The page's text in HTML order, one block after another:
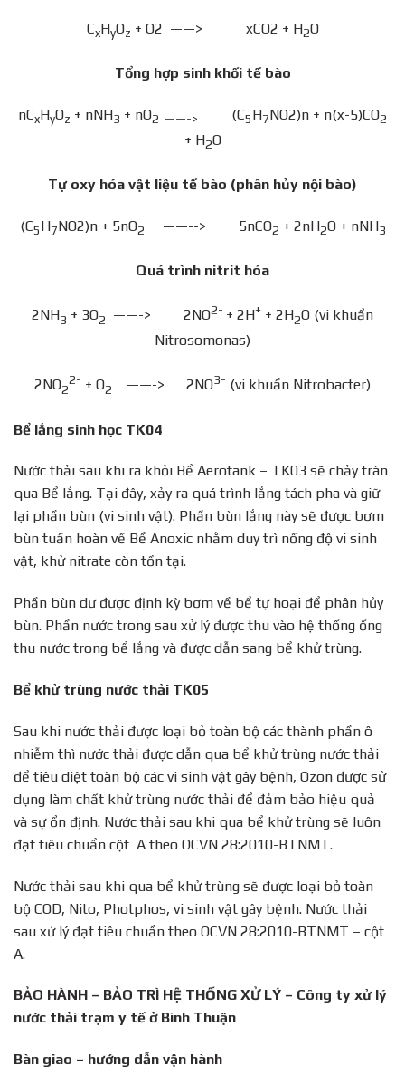
CxHyOz + O2 ——> xCO2 + H2O
Tổng hợp sinh khối tế bào
nCxHyOz + nNH3 + nO2 ——-> (C5 H7NO2)n + n(x-5)CO2
+ H2O
Tự oxy hóa vật liệu tế bào (phân hủy nội bào)
(C5 H7NO2)n + 5nO2 ——--> 5nCO2 + 2nH2O + nNH3
Quá trình nitrit hóa
2NH3 + 3O2 ——-> 2NO2- + 2H+ + 2H2O (vi khuẩn
Nitrosomonas)
2NO2
2- + O2 ——-> 2NO3- (vi khuẩn Nitrobacter)
Bể lắng sinh học TK04
Nước thải sau khi ra khỏi Bể Aerotank – TK03 sẽ chảy tràn
qua Bể lắng. Tại đây, xảy ra quá trình lắng tách pha và giữ
lại phần bùn (vi sinh vật). Phần bùn lắng này sẽ được bơm
bùn tuần hoàn về Bể Anoxic nhằm duy trì nồng độ vi sinh
vật, khử nitrate còn tồn tại.
Phần bùn dư được định kỳ bơm về bể tự hoại để phân hủy
bùn. Phần nước trong sau xử lý được thu vào hệ thống ống
thu nước trong bể lắng và được dẫn sang bể khử trùng.
Bể khử trùng nước thải TK05
Sau khi nước thải được loại bỏ toàn bộ các thành phần ô
nhiễm thì nước thải được dẫn qua bể khử trùng nước thải
để tiêu diệt toàn bộ các vi sinh vật gây bệnh, Ozon được sử
dụng làm chất khử trùng nước thải để đảm bảo hiệu quả
và sự ổn định. Nước thải sau khi qua bể khử trùng sẽ luôn
đạt tiêu chuẩn cột A theo QCVN 28:2010-BTNMT.
Nước thải sau khi qua bể khử trùng sẽ được loại bỏ toàn
bộ COD, Nito, Photphos, vi sinh vật gây bệnh. Nước thải
sau xử lý đạt tiêu chuẩn theo QCVN 28:2010-BTNMT – cột
A.
BẢO HÀNH – BẢO TRÌ HỆ THỐNG XỬ LÝ – Công ty xử lý
nước thải trạm y tế ở Bình Thuận
Bàn giao – hướng dẫn vận hành